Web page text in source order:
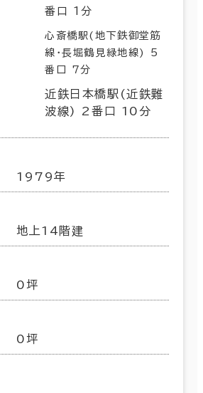
番口 1分
心斎橋駅(地下鉄御堂筋
線･長堀鶴見緑地線) 5
番口 7分
近鉄日本橋駅(近鉄難
波線) 2番口 10分
1979年
地上14階建
0坪
0坪